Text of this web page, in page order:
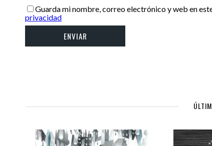
Guarda mi nombre, correo electrónico y web en
privacidad